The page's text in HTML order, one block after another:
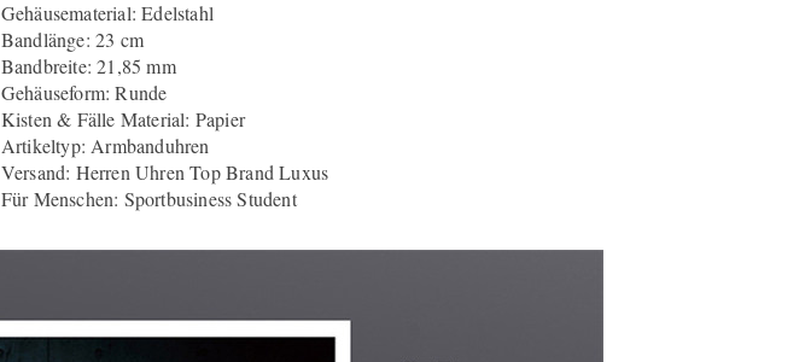
Gehäusematerial: Edelstahl
Bandlänge: 23 cm
Bandbreite: 21,85 mm
Gehäuseform: Runde
Kisten & Fälle Material: Papier
Artikeltyp: Armbanduhren
Versand: Herren Uhren Top Brand Luxus
Für Menschen: Sportbusiness Student